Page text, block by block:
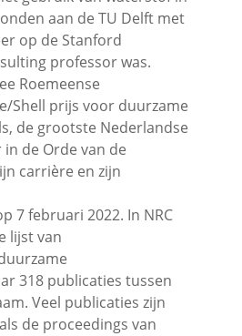
aan de TU Delft met
op de Stanford
professor was.
Roemeense
Shell prijs voor duurzame
de grootste Nederlandse
de Orde van de
carrière en zijn
7 februari 2022. In NRC
lijst van
318 publicaties tussen
Veel publicaties zijn
de proceedings van